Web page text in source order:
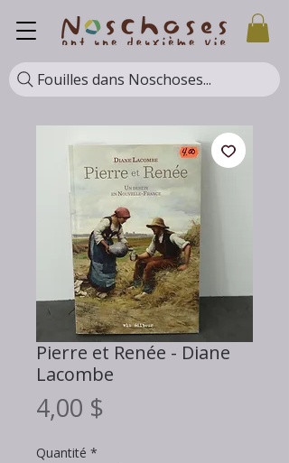
Fouilles dans Noschoses...
Pierre et Renée - Diane
Lacombe
4,00 $
Quantité *